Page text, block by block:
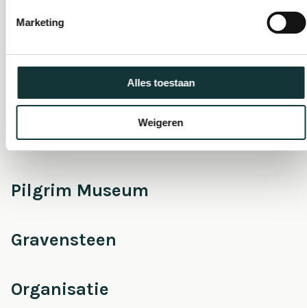
Marketing
Alles toestaan
Weigeren
Onderhoud &
Escaperoom
Pilgrim Museum
Gravensteen
Organisatie